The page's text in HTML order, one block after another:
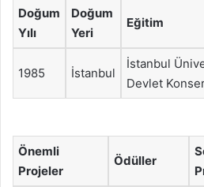
Doğum
Yılı
Doğum
Yeri
Eğitim
1985 İstanbul
İstanbul
Devlet
Önemli
Projeler
Ödüller